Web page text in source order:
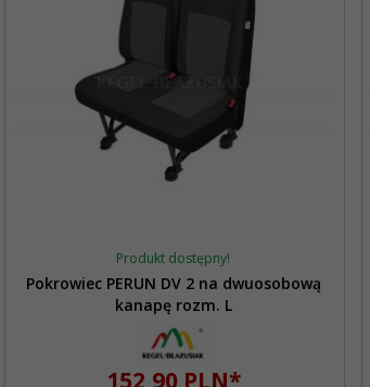
Produkt dostępny!
Pokrowiec PERUN DV 2 na dwuosobową
kanapę rozm. L
152, 90 PLN*